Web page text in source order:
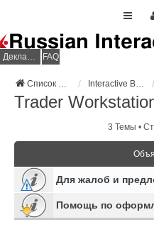
Декларация НДФЛ FAQ
Список форумов Interactive Brokers
Trader
3 Темы •
Для жалоб и
Помощь по